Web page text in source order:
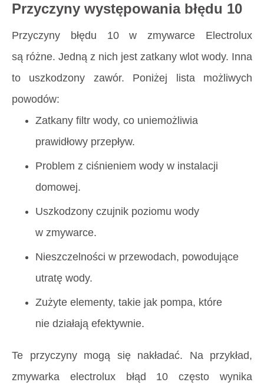
Przyczyny występowania błędu 10
Przyczyny błędu 10 w zmywarce Electrolux
są różne. Jedną z nich jest zatkany wlot wody. Inna
to uszkodzony zawór. Poniżej lista możliwych
powodów:
Zatkany filtr wody, co uniemożliwia
prawidłowy przepływ.
Problem z ciśnieniem wody w instalacji
domowej.
Uszkodzony czujnik poziomu wody
w zmywarce.
Nieszczelności w przewodach, powodujące
utratę wody.
Zużyte elementy, takie jak pompa, które
nie działają efektywnie.
Te przyczyny mogą się nakładać. Na przykład,
zmywarka electrolux błąd 10 często wynika